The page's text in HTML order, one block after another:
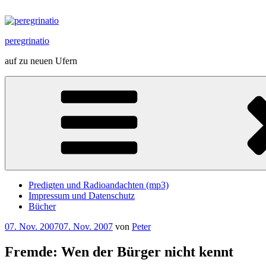
Inhalt
peregrinatio
auf zu neuen Ufern
Predigten und Radioandachten (mp3)
Impressum und Datenschutz
Bücher
Veröffentlicht
07. Nov. 200707. Nov. 2007 von Peter
Fremde: Wen der Bürger nicht kennt